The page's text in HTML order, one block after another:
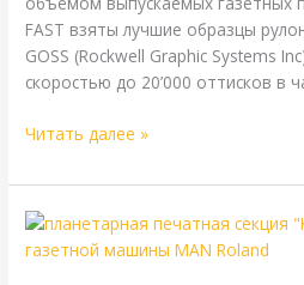
FAST взяты лучшие образцы
GOSS (Rockwell Graphic Systems
скоростью до 20’000 оттисков в
Читать далее »
4CS
печатная